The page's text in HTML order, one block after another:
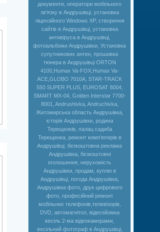
документи, оператори мобільного
зв'язку в Андрушівці, установка
ліцензійного Windows XP, створення
сайтів в Андрушівці, установка
антивіруса в Андрушівці,
фотоальбоми Андрушівки, Установка
супутникових антен, прошивка
тюнера в Андрушівці ORTON
4100,Humax Va-FOX,Нumax Va-
ACE,GLOBO 7010A, STAR-TRACK
550 SUPER PLUS, EUROSAT 8004,
SMART MX-04, Golden Interstar 7700-
8001, Andrushivka, Andruchivka,
Житомирська область Андрушівка,
історія Андрушівки, родина
Терещенків, палац садиба
Терещенка, ремонт комп'ютерів в
Андрушівці, безкоштовна реклама
Андрушівка, безкоштовні
оголошення, нерухомість
Андрушівки, продам, куплю в
Андрушівці, погода Андрушівка,
Андрушівка фото, друк цифрового
фото, професійний ремонт
мобільних телефонів,телевізорів,
DVD, автомагнітол, відеозйомка
весіль 2-ма відеокамерами,
весільний фотограф в Андрушівці,